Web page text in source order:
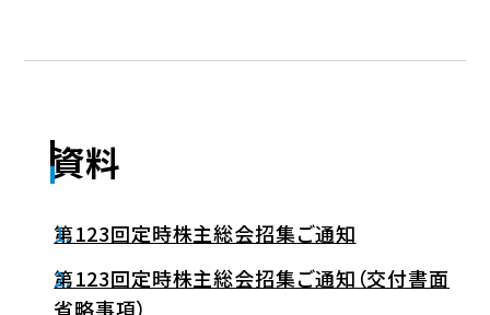
資料
第123回定時株主総会招集ご通知
第123回定時株主総会招集ご通知（交付書面
省略事項）